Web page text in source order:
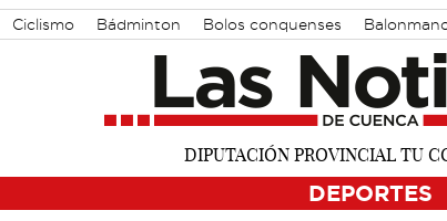
Ciclismo Bádminton Bolos conquenses
DEPORTES